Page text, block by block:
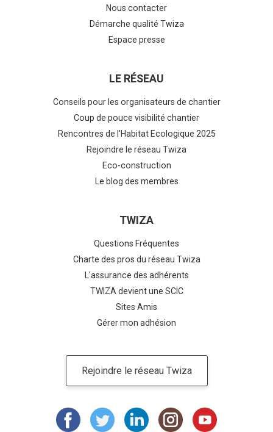
Nous contacter
Démarche qualité Twiza
Espace presse
LE RÉSEAU
Conseils pour les organisateurs de chantier
Coup de pouce visibilité chantier
Rencontres de l'Habitat Ecologique 2025
Rejoindre le réseau Twiza
Eco-construction
Le blog des membres
TWIZA
Questions Fréquentes
Charte des pros du réseau Twiza
L'assurance des adhérents
TWIZA devient une SCIC
Sites Amis
Gérer mon adhésion
Rejoindre le réseau Twiza